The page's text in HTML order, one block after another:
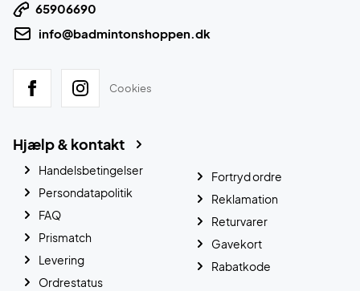
65906690
info@badmintonshoppen.dk
Cookies
Hjælp & kontakt
Handelsbetingelser
Persondatapolitik
FAQ
Prismatch
Levering
Ordrestatus
Fortryd ordre
Reklamation
Returvarer
Gavekort
Rabatkode